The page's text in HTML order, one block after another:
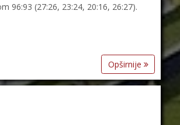
96:93 (27:26, 23:24, 20:16, 26:27).
Opširnije